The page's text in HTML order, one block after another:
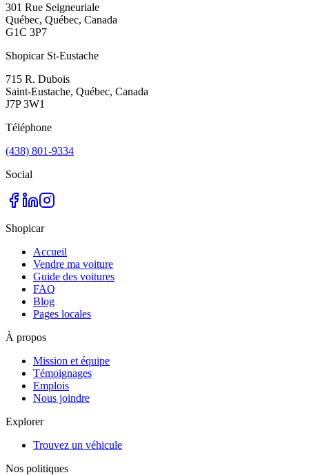
301 Rue Seigneuriale
Québec, Québec, Canada
G1C 3P7
Shopicar St-Eustache
715 R. Dubois
Saint-Eustache, Québec, Canada
J7P 3W1
Téléphone
(438) 801-9334
Social
Shopicar
Accueil
Vendre ma voiture
Guide des voitures
FAQ
Blog
Pages locales
À propos
Mission et équipe
Témoignages
Emplois
Nous joindre
Explorer
Trouvez un véhicule
Nos politiques